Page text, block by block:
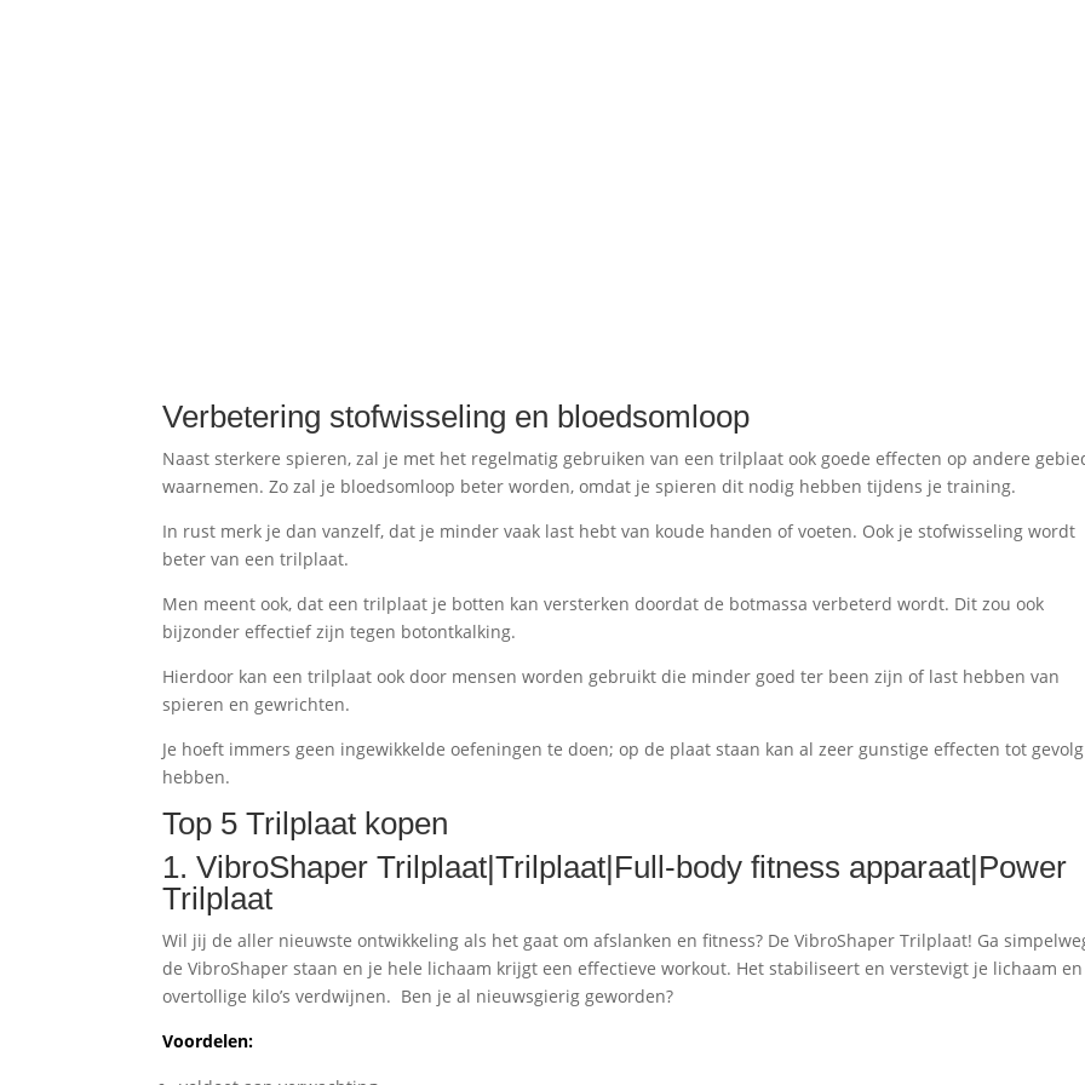
Verbetering stofwisseling en bloedsomloop
Naast sterkere spieren, zal je met het regelmatig gebruiken van een trilplaat ook goede effecten op andere
waarnemen. Zo zal je bloedsomloop beter worden, omdat je spieren dit nodig hebben tijdens je training.
In rust merk je dan vanzelf, dat je minder vaak last hebt van koude handen of voeten. Ook je stofwisseling wordt
beter van een trilplaat.
Men meent ook, dat een trilplaat je botten kan versterken doordat de botmassa verbeterd wordt. Dit zou ook
bijzonder effectief zijn tegen botontkalking.
Hierdoor kan een trilplaat ook door mensen worden gebruikt die minder goed ter been zijn of last hebben van
spieren en gewrichten.
Je hoeft immers geen ingewikkelde oefeningen te doen; op de plaat staan kan al zeer gunstige effecten tot gevolg
hebben.
Top 5 Trilplaat kopen
1. VibroShaper Trilplaat|Trilplaat|Full-body fitness apparaat|Power
Trilplaat
Wil jij de aller nieuwste ontwikkeling als het gaat om afslanken en fitness? De VibroShaper Trilplaat! Ga
de VibroShaper staan en je hele lichaam krijgt een effectieve workout. Het stabiliseert en verstevigt je lichaam
overtollige kilo’s verdwijnen. Ben je al nieuwsgierig geworden?
Voordelen: